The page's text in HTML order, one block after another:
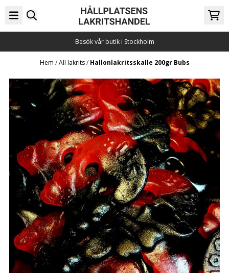
Hoppa till innehåll
Besök vår butik i Stockholm
Hem /All lakrits/ Hallonlakritsskalle 200gr Bubs